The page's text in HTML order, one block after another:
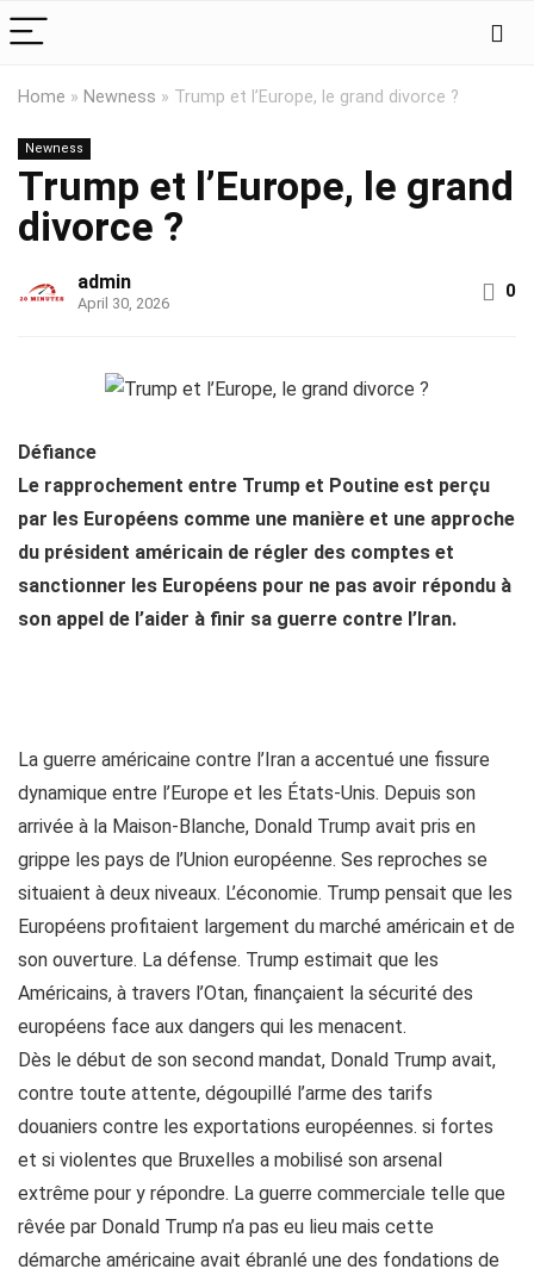
Home » Newness » Trump et l’Europe, le grand divorce ?
Newness
Trump et l’Europe, le grand
divorce ?
admin
April 30, 2026
0
Défiance
Le rapprochement entre Trump et Poutine est perçu
par les Européens comme une manière et une approche
du président américain de régler des comptes et
sanctionner les Européens pour ne pas avoir répondu à
son appel de l’aider à finir sa guerre contre l’Iran.
La guerre américaine contre l’Iran a accentué une fissure
dynamique entre l’Europe et les États-Unis. Depuis son
arrivée à la Maison-Blanche, Donald Trump avait pris en
grippe les pays de l’Union européenne. Ses reproches se
situaient à deux niveaux. L’économie. Trump pensait que les
Européens profitaient largement du marché américain et de
son ouverture. La défense. Trump estimait que les
Américains, à travers l’Otan, finançaient la sécurité des
européens face aux dangers qui les menacent.
Dès le début de son second mandat, Donald Trump avait,
contre toute attente, dégoupillé l’arme des tarifs
douaniers contre les exportations européennes. si fortes
et si violentes que Bruxelles a mobilisé son arsenal
extrême pour y répondre. La guerre commerciale telle que
rêvée par Donald Trump n’a pas eu lieu mais cette
démarche américaine avait ébranlé une des fondations de